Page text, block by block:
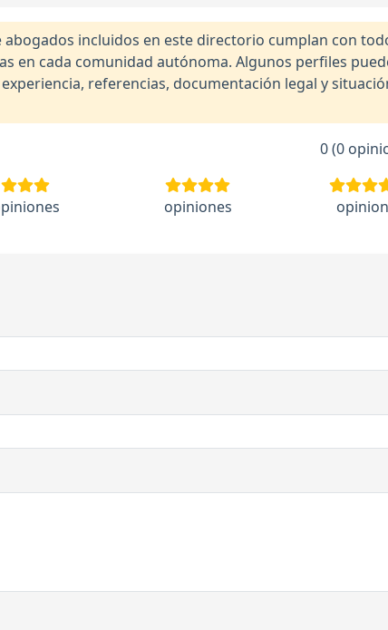
incluidos en este directorio cumplan con
en cada comunidad autónoma. Algunos perfiles
referencias, documentación legal y
0 (0
opiniones